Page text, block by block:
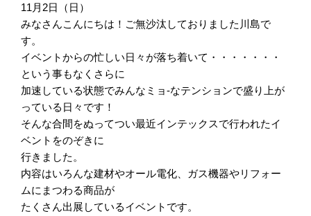
11月2日（日）
みなさんこんにちは！ご無沙汰しておりました川島で
す。
イベントからの忙しい日々が落ち着いて・・・・・・・
という事もなくさらに
加速している状態でみんなミョ-なテンションで盛り上が
っている日々です！
そんな合間をぬってつい最近インテックスで行われたイ
ベントをのぞきに
行きました。
内容はいろんな建材やオール電化、ガス機器やリフォー
ムにまつわる商品が
たくさん出展しているイベントです。